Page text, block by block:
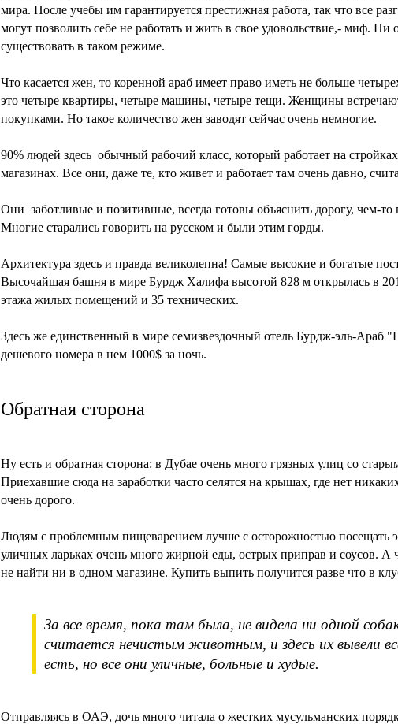
мира. После учебы им гарантируется престижная работа, так что все
могут позволить себе не работать и жить в свое удовольствие,- миф. Ни
существовать в таком режиме.
Что касается жен, то коренной араб имеет право иметь не больше
это четыре квартиры, четыре машины, четыре тещи. Женщины
покупками. Но такое количество жен заводят сейчас очень немногие.
90% людей здесь обычный рабочий класс, который работает на
магазинах. Все они, даже те, кто живет и работает там очень давно,
Они заботливые и позитивные, всегда готовы объяснить дорогу, чем-то
Многие старались говорить на русском и были этим горды.
Архитектура здесь и правда великолепна! Самые высокие и богатые
Высочайшая башня в мире Бурдж Халифа высотой 828 м открылась в
этажа жилых помещений и 35 технических.
Здесь же единственный в мире семизвездочный отель Бурдж-эль-Араб
дешевого номера в нем 1000$ за ночь.
Обратная сторона
Ну есть и обратная сторона: в Дубае очень много грязных улиц со
Приехавшие сюда на заработки часто селятся на крышах, где нет
очень дорого.
Людям с проблемным пищеварением лучше с осторожностью посещать
уличных ларьках очень много жирной еды, острых приправ и соусов. А
не найти ни в одном магазине. Купить выпить получится разве что в
За все время, пока там была, не видела ни одной
считается нечистым животным, и здесь их вывели
есть, но все они уличные, больные и худые.
Отправляясь в ОАЭ, дочь много читала о жестких мусульманских